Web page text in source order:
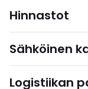
Hinnastot
Sähköinen
Logistiikan